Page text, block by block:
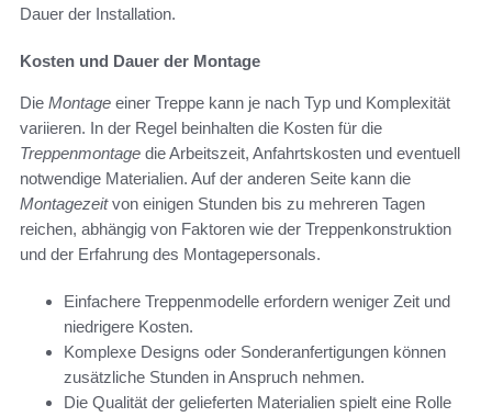
Dauer der Installation.
Kosten und Dauer der Montage
Die Montage einer Treppe kann je nach Typ und Komplexität
variieren. In der Regel beinhalten die Kosten für die
Treppenmontage die Arbeitszeit, Anfahrtskosten und eventuell
notwendige Materialien. Auf der anderen Seite kann die
Montagezeitvon einigen Stunden bis zu mehreren Tagen
reichen, abhängig von Faktoren wie der Treppenkonstruktion
und der Erfahrung des Montagepersonals.
Einfachere Treppenmodelle erfordern weniger Zeit und
niedrigere Kosten.
Komplexe Designs oder Sonderanfertigungen können
zusätzliche Stunden in Anspruch nehmen.
Die Qualität der gelieferten Materialien spielt eine Rolle